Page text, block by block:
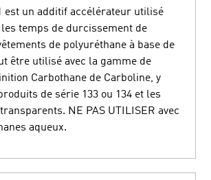
est un additif accélérateur utilisé
temps de durcissement de
de polyuréthane à base de
être utilisé avec la gamme de
Carbothane de Carboline, y
de série 133 ou 134 et les
NE PAS UTILISER avec
aqueux.